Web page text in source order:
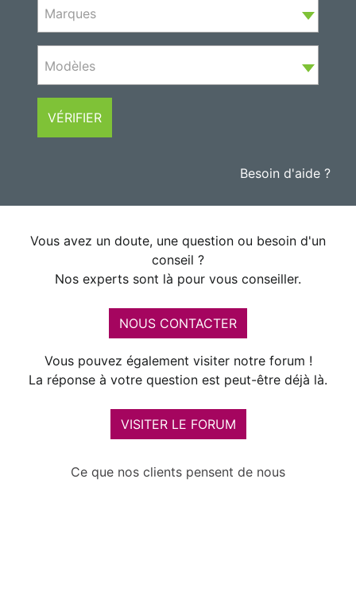
Marques
Modèles
VÉRIFIER
Besoin d'aide ?
Vous avez un doute, une question ou besoin d'un
conseil ?
Nos experts sont là pour vous conseiller.
NOUS CONTACTER
Vous pouvez également visiter notre forum !
La réponse à votre question est peut-être déjà là.
VISITER LE FORUM
Ce que nos clients pensent de nous